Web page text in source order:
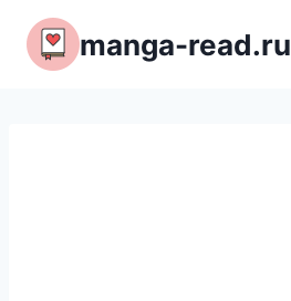
Перейти
содержимому
manga-read.ru